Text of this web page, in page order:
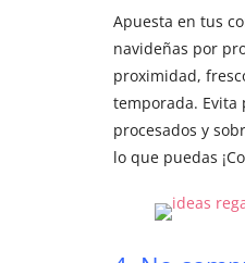
Apuesta en tus
navideñas por
proximidad,
temporada. Evita
procesados y
lo que puedas